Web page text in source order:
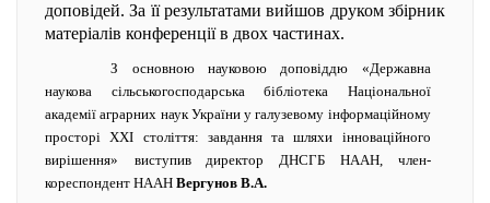
доповідей. За її результатами вийшов друком збірник
матеріалів конференції в двох частинах.
З основною науковою доповіддю «Державна
наукова сільськогосподарська бібліотека Національної
академії аграрних наук України у галузевому інформаційному
просторі ХХІ століття: завдання та шляхи інноваційного
вирішення»
виступив директор ДНСГБ НААН, член-
кореспондент НААН Вергунов В.А.